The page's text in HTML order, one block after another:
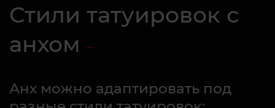
Стили татуировок с
анхом
Анх можно адаптировать под